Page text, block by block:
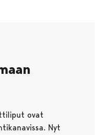
ovat
Nyt